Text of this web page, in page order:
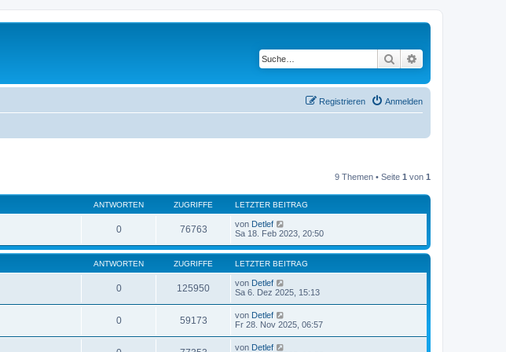
Suche
Anmelden
Registrieren
9 Themen • Seite 1 von 1
ANTWORTEN ZUGRIFFE LETZTER BEITRAG
0 76763 von Detlef
Sa 18. Feb 2023, 20:50
ANTWORTEN ZUGRIFFE LETZTER BEITRAG
0 125950 von Detlef
Sa 6. Dez 2025, 15:13
0 59173 von Detlef
Fr 28. Nov 2025, 06:57
von Detlef